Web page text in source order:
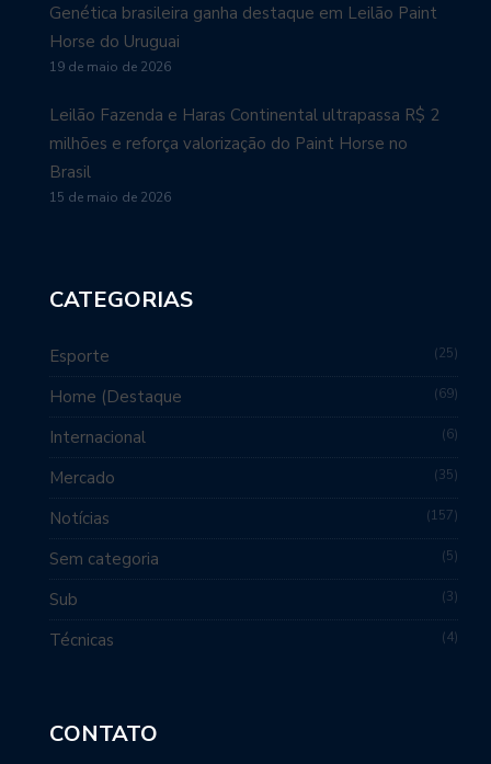
Genética brasileira ganha destaque em Leilão Paint
Horse do Uruguai
19 de maio de 2026
Leilão Fazenda e Haras Continental ultrapassa R$ 2
milhões e reforça valorização do Paint Horse no
Brasil
15 de maio de 2026
CATEGORIAS
Esporte 25
Home (Destaque 69
Internacional 6
Mercado 35
Notícias 157
Sem categoria 5
Sub 3
Técnicas 4
CONTATO